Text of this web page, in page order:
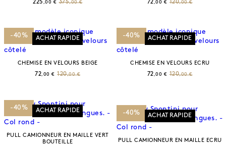
225 ,00 € 375,00 € 72 ,00 € 120,00 €
-40% ACHAT RAPIDE
CHEMISE EN VELOURS BEIGE
72,00 € 120,00 €
-40% ACHAT RAPIDE
CHEMISE EN VELOURS ECRU
72 ,00 € 120,00 €
-40% ACHAT RAPIDE
PULL CAMIONNEUR EN MAILLE VERT
BOUTEILLE
-40% ACHAT RAPIDE
PULL CAMIONNEUR EN MAILLE ECRU